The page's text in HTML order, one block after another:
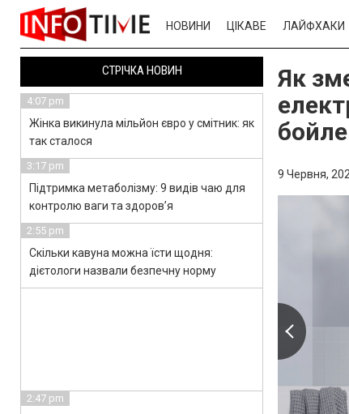
НОВИНИ ЦІКАВЕ ЛАЙФХАКИ
Як
9 Червня,
СТРІЧКА НОВИН
4:07 pm
Жінка викинула мільйон євро у смітник: як
так сталося
3:17 pm
Підтримка метаболізму: 9 видів чаю для
контролю ваги та здоров’я
2:55 pm
Скільки кавуна можна їсти щодня:
дієтологи назвали безпечну норму
2:47 pm